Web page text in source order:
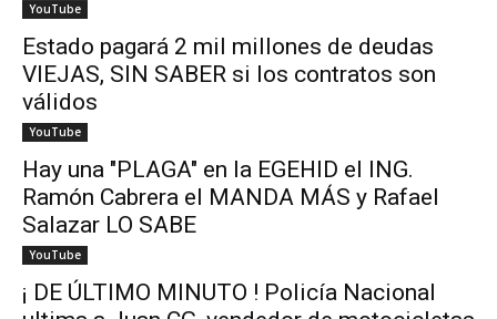
YouTube
Estado pagará 2 mil millones de deudas
VIEJAS, SIN SABER si los contratos son
válidos
YouTube
Hay una "PLAGA" en la EGEHID el ING.
Ramón Cabrera el MANDA MÁS y Rafael
Salazar LO SABE
YouTube
¡ DE ÚLTIMO MINUTO ! Policía Nacional